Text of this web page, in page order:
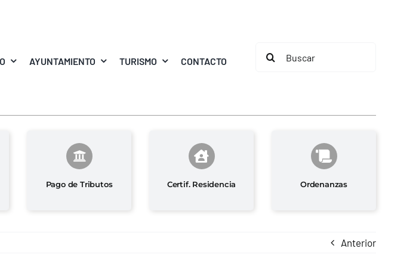
AYUNTAMIENTO TURISMO CONTACTO
Buscar:
Pago de Tributos Certif. Residencia Ordenanzas
Anterior